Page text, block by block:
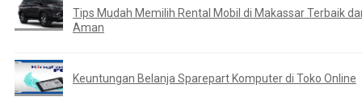
Tips Mudah Memilih Rental Mobil di Makassar Terbaik
Aman
Keuntungan Belanja Sparepart Komputer di Toko Online